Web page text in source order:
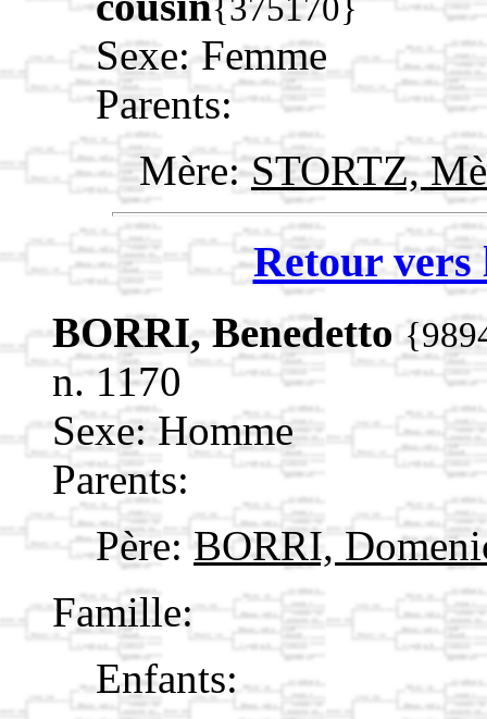
{375170}
Sexe: Femme
Parents:
Mère:STORTZ,
Retour vers
BORRI, Benedetto
n. 1170
Sexe: Homme
Parents:
Père:BORRI,
Famille:
Enfants: